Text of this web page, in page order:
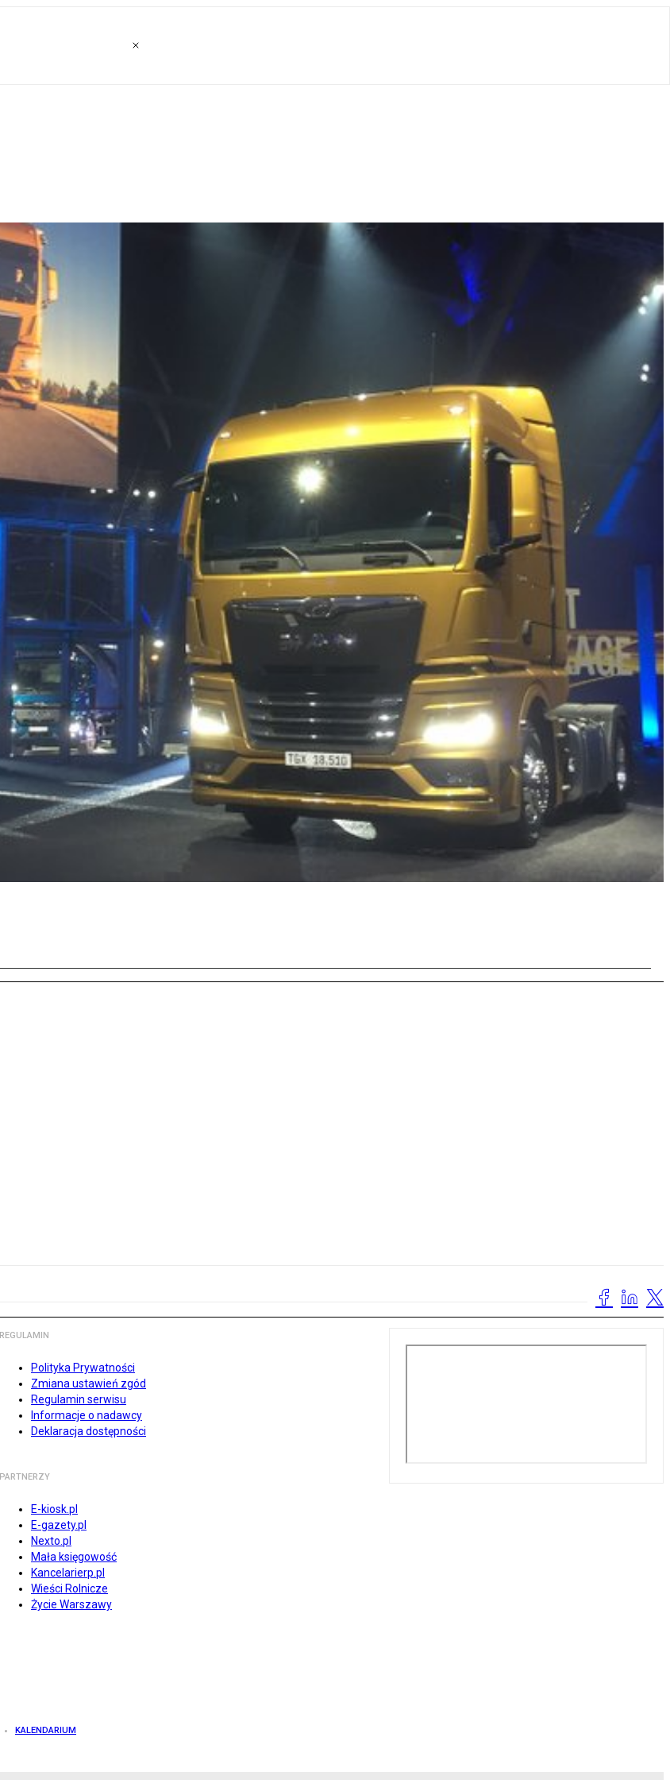
REGULAMIN
Polityka Prywatności
Zmiana ustawień zgód
Regulamin serwisu
Informacje o nadawcy
Deklaracja dostępności
PARTNERZY
E-kiosk.pl
E-gazety.pl
Nexto.pl
Mała księgowość
Kancelarierp.pl
Wieści Rolnicze
Życie Warszawy
KALENDARIUM